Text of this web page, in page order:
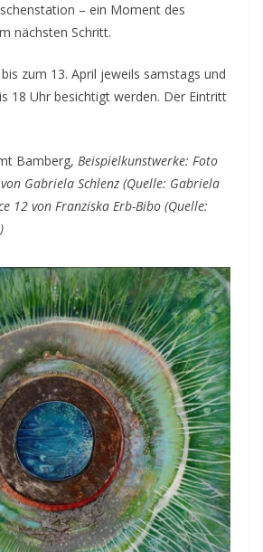
– ein Moment des
nächsten Schritt.
zum 13. April jeweils samstags und
18 Uhr besichtigt werden. Der Eintritt
Bamberg, Beispielkunstwerke: Foto
von Gabriela Schlenz (Quelle: Gabriela
12 von Franziska Erb-Bibo (Quelle: